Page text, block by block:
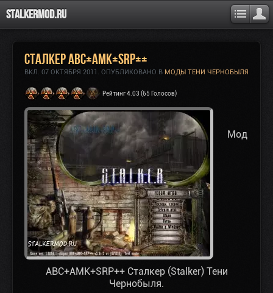
Stalkermod.ru
Сталкер ABC+AMK+SRP++
ВКЛ. 07 ОКТЯБРЯ 2011 . ОПУБЛИКОВАНО В МОДЫ ТЕНИ ЧЕРНОБЫЛЯ
Рейтинг 4.03 (65 Голосов)
Мод
ABC+AMK+SRP++ Сталкер (Stalker) Тени
Чернобыля.